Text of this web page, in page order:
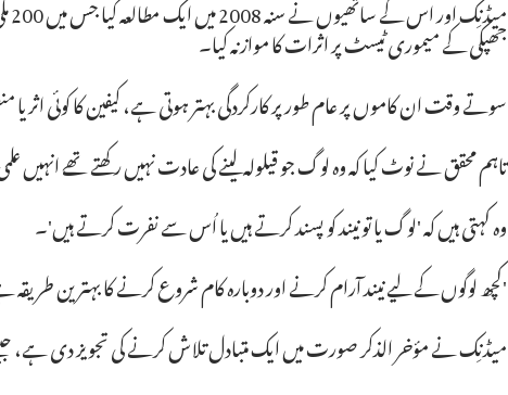
جھپکی کے میموری ٹیسٹ پر اثرات کا موازنہ کیا۔
سوتے وقت ان کاموں پر عام طور پر کارکردگی بہتر ہوتی ہے، کیفین کا کوئی اثر یا
تاہم محقق نے نوٹ کیا کہ وہ لوگ جو قیلولہ لینے کی عادت نہیں رکھتے تھے
وہ کہتی ہیں کہ 'لوگ یا تو نیند کو پسند کرتے ہیں یا اُس سے نفرت کرتے ہیں'۔
'کچھ لوگوں کے لیے نیند آرام کرنے اور دوبارہ کام شروع کرنے کا بہترین
میڈنِک نے مؤخر الذکر صورت میں ایک متبادل تلاش کرنے کی تجویز دی ہے، جیسے